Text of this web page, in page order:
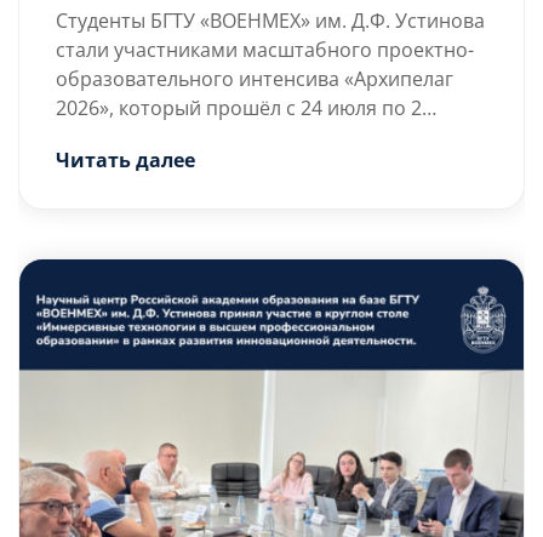
Студенты БГТУ «ВОЕНМЕХ» им. Д.Ф. Устинова
стали участниками масштабного проектно-
образовательного интенсива «Архипелаг
2026», который прошёл с 24 июля по 2
«Школа 800». Мероприятие объединило
беспилотные системы и
робототехника. Участники
решали инженерные […]
Читать далее